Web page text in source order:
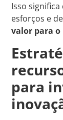
Isso
esforços e
valor para o
para